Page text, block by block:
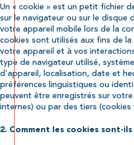
Un « cookie » est un petit fichier
sur le navigateur ou sur le
votre appareil mobile lors de la
cookies sont utilisés aux fins de
votre appareil et à vos
type de navigateur utilisé,
d’appareil, localisation, date et
préférences linguistiques ou
peuvent être enregistrés sur
internes) ou par des tiers (cookies
2. Comment les cookies sont-